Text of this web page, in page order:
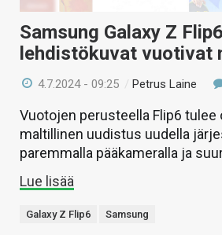
Samsung Galaxy Z
lehdistökuvat vuotivat
4.7.2024 - 09:25 /Petrus Laine
Vuotojen perusteella Flip6 tulee
maltillinen uudistus uudella
paremmalla pääkameralla ja
Lue lisää
Galaxy Z Flip6 Samsung